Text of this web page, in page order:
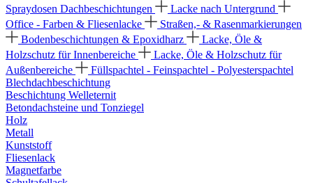
Spraydosen Dachbeschichtungen
Lacke nach Untergrund
Office - Farben & Fliesenlacke
Straßen,- & Rasenmarkierungen
Bodenbeschichtungen & Epoxidharz
Lacke, Öle &
Holzschutz für Innenbereiche
Lacke, Öle & Holzschutz für
Außenbereiche
Füllspachtel - Feinspachtel - Polyesterspachtel
Blechdachbeschichtung
Beschichtung Welleternit
Betondachsteine und Tonziegel
Holz
Metall
Kunststoff
Fliesenlack
Magnetfarbe